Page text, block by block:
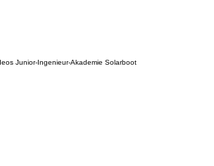
Junior-Ingenieur-Akademie Solarboot